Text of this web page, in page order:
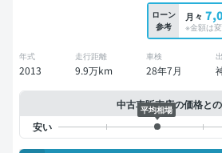
ローン
参考
月々
※金額は変
年式
2013
走行距離
9.9万km
車検
28年7月
中古車販売店の価格と
平均相場